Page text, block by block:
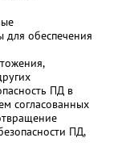
для обеспечения
ПД в
согласованных
ПД,